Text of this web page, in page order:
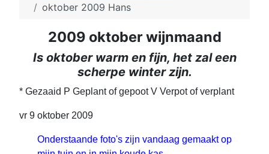
oktober 2009 Hans
2009 oktober wijnmaand
Is oktober warm en fijn, het zal een
scherpe winter zijn.
* Gezaaid P Geplant of gepoot V Verpot of verplant
vr 9 oktober 2009
Onderstaande foto's zijn vandaag gemaakt op